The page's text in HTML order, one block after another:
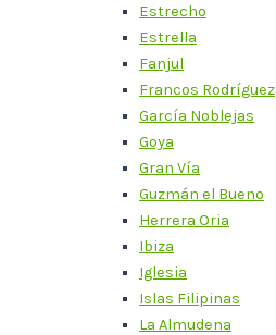
Estrecho
Estrella
Fanjul
Francos Rodríguez
García Noblejas
Goya
Gran Vía
Guzmán el Bueno
Herrera Oria
Ibiza
Iglesia
Islas Filipinas
La Almudena